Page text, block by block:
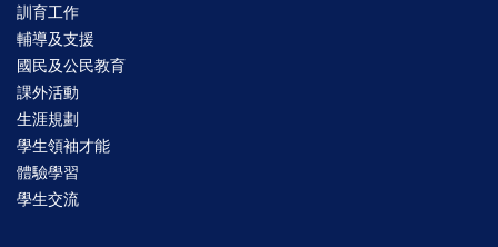
訓育工作
輔導及支援
國民及公民教育
課外活動
生涯規劃
學生領袖才能
體驗學習
學生交流